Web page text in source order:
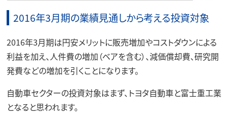
2016年3月期の業績見通しから考える投資対象
2016年3月期は円安メリットに販売増加やコストダウンによる
利益を加え、人件費の増加（ベアを含む）、減価償却費、研究開
発費などの増加を引くことになります。
自動車セクターの投資対象はまず、トヨタ自動車と富士重工業
となると思われます。